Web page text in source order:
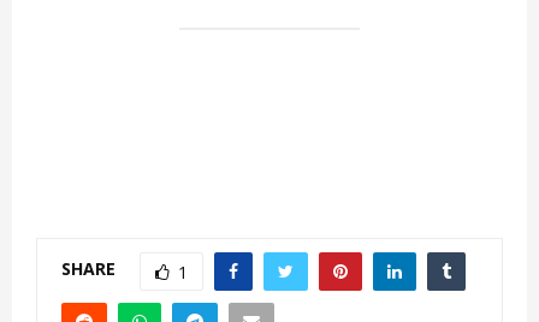
SHARE 1